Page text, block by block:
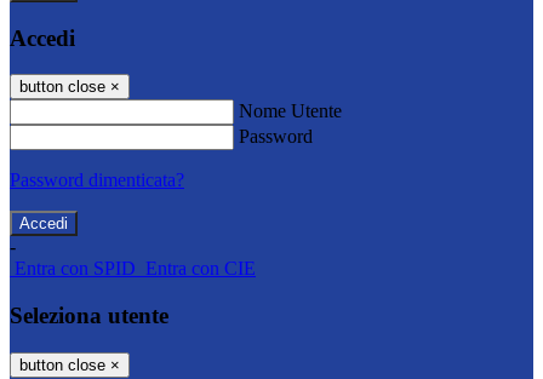
Accedi
button close ×
Nome Utente
Password
Password dimenticata?
-
Entra con SPID Entra con CIE
Seleziona utente
button close ×